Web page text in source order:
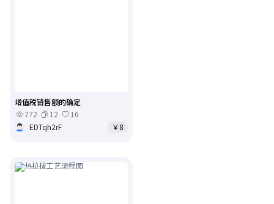
增值税销售额的确定
772
12
16
EDTqh2rF
￥8